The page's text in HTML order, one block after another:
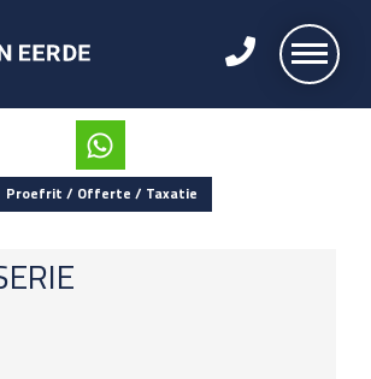
Proefrit / Offerte / Taxatie